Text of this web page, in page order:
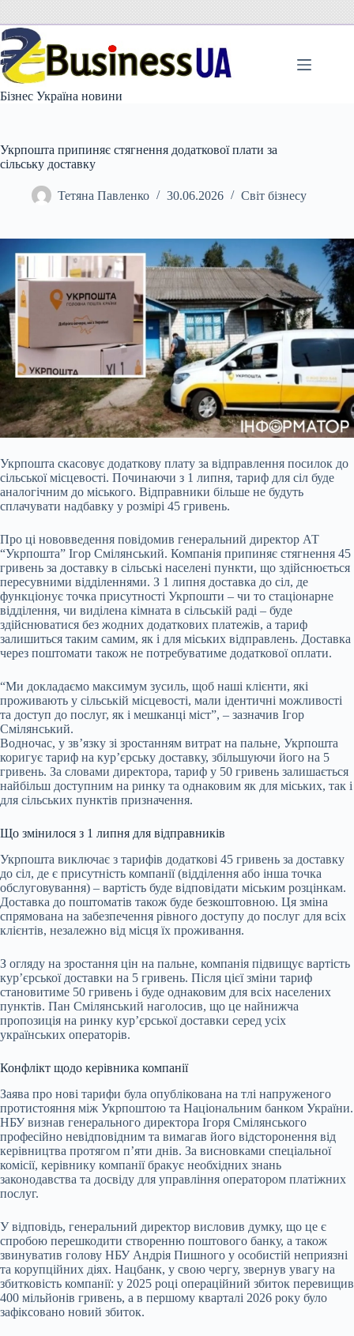
вмісту
Бізнес Україна новини
Укрпошта припиняє стягнення додаткової плати за
сільську доставку
Тетяна Павленко 30.06.2026 Світ бізнесу
Укрпошта скасовує додаткову плату за відправлення посилок до
сільської місцевості. Починаючи з 1 липня, тариф для сіл буде
аналогічним до міського. Відправники більше не будуть
сплачувати надбавку у розмірі 45 гривень.
Про ці нововведення повідомив генеральний директор АТ
“Укрпошта” Ігор Смілянський. Компанія припиняє стягнення 45
гривень за доставку в сільські населені пункти, що здійснюється
пересувними відділеннями. З 1 липня доставка до сіл, де
функціонує точка присутності Укрпошти – чи то стаціонарне
відділення, чи виділена кімната в сільській раді – буде
здійснюватися без жодних додаткових платежів, а тариф
залишиться таким самим, як і для міських відправлень. Доставка
через поштомати також не потребуватиме додаткової оплати.
“Ми докладаємо максимум зусиль, щоб наші клієнти, які
проживають у сільській місцевості, мали ідентичні можливості
та доступ до послуг, як і мешканці міст”, – зазначив Ігор
Смілянський.
Водночас, у зв’язку зі зростанням витрат на пальне, Укрпошта
коригує тариф на кур’єрську доставку, збільшуючи його на 5
гривень. За словами директора, тариф у 50 гривень залишається
найбільш доступним на ринку та однаковим як для міських, так і
для сільських пунктів призначення.
Що змінилося з 1 липня для відправників
Укрпошта виключає з тарифів додаткові 45 гривень за доставку
до сіл, де є присутність компанії (відділення або інша точка
обслуговування) – вартість буде відповідати міським розцінкам.
Доставка до поштоматів також буде безкоштовною. Ця зміна
спрямована на забезпечення рівного доступу до послуг для всіх
клієнтів, незалежно від місця їх проживання.
З огляду на зростання цін на пальне, компанія підвищує вартість
кур’єрської доставки на 5 гривень. Після цієї зміни тариф
становитиме 50 гривень і буде однаковим для всіх населених
пунктів. Пан Смілянський наголосив, що це найнижча
пропозиція на ринку кур’єрської доставки серед усіх
українських операторів.
Конфлікт щодо керівника компанії
Заява про нові тарифи була опублікована на тлі напруженого
протистояння між Укрпоштою та Національним банком України.
НБУ визнав генерального директора Ігоря Смілянського
професійно невідповідним та вимагав його відсторонення від
керівництва протягом п’яти днів. За висновками спеціальної
комісії, керівнику компанії бракує необхідних знань
законодавства та досвіду для управління оператором платіжних
послуг.
У відповідь, генеральний директор висловив думку, що це є
спробою перешкодити створенню поштового банку, а також
звинуватив голову НБУ Андрія Пишного у особистій неприязні
та корупційних діях. Нацбанк, у свою чергу, звернув увагу на
збитковість компанії: у 2025 році операційний збиток перевищив
400 мільйонів гривень, а в першому кварталі 2026 року було
зафіксовано новий збиток.